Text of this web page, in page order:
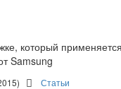
который
Samsung
Статьи